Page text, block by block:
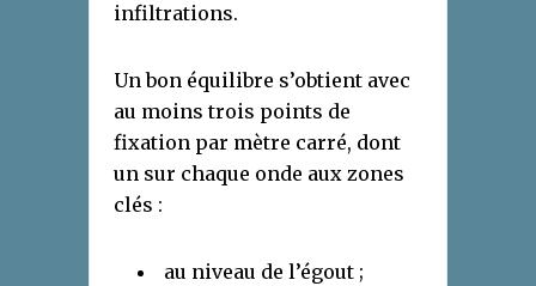
infiltrations.
Un bon équilibre s’obtient avec
au moins trois points de
fixation par mètre carré, dont
un sur chaque onde aux zones
clés :
au niveau de l’égout ;